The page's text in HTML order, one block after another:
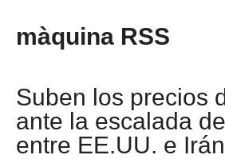
màquina RSS
Suben los precios
ante la escalada
entre EE.UU. e Irán